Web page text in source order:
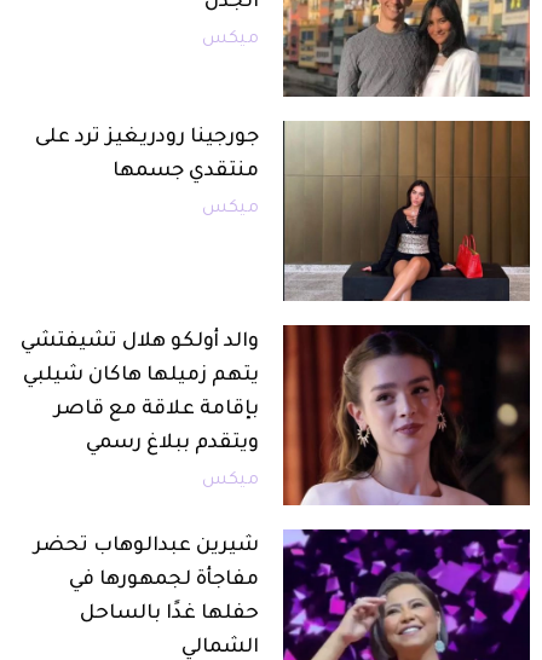
ميكس
جورجينا رودريغيز ترد على
منتقدي جسمها
ميكس
والد أولكو هلال تشيفتشي
يتهم زميلها هاكان شيلبي
بإقامة علاقة مع قاصر
ويتقدم ببلاغ رسمي
ميكس
شيرين عبدالوهاب تحضر
مفاجأة لجمهورها في
حفلها غدًا بالساحل
الشمالي